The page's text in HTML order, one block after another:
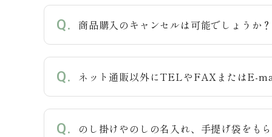
カテゴリー
検索する
商品購入のキャンセルは可能でしょうか？
ネット通販以外にTELやFAXまたはE-
のし掛けやのしの名入れ、手提げ袋をも